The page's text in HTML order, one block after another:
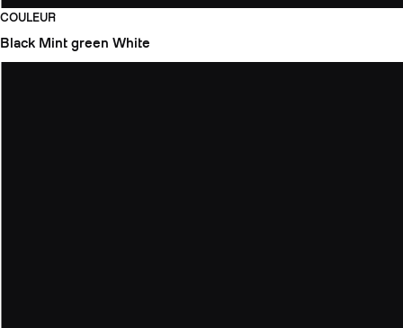
COULEUR
Black Mint green White